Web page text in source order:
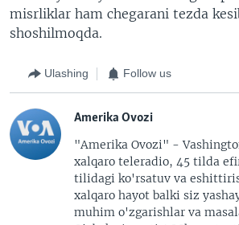
misrliklar ham chegarani tezda
shoshilmoqda.
Ulashing Follow us
Amerika Ovozi
"Amerika Ovozi" -
xalqaro teleradio, 45 tilda
tilidagi ko'rsatuv va
xalqaro hayot balki siz
muhim o'zgarishlar va